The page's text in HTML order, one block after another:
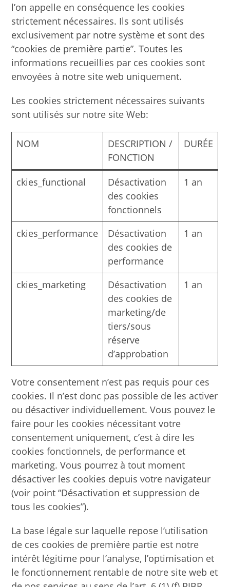
l’on appelle en conséquence les cookies
strictement nécessaires. Ils sont utilisés
exclusivement par notre système et sont des
“cookies de première partie”. Toutes les
informations recueillies par ces cookies sont
envoyées à notre site web uniquement.
Les cookies strictement nécessaires suivants
sont utilisés sur notre site Web:
NOM
DESCRIPTION /
FONCTION
DURÉE
ckies_functional
Désactivation
des cookies
fonctionnels
1 an
ckies_performance
Désactivation
des cookies de
performance
1 an
ckies_marketing
Désactivation
des cookies de
marketing/de
tiers/sous
réserve
d’approbation
1 an
Votre consentement n’est pas requis pour ces
cookies. Il n’est donc pas possible de les activer
ou désactiver individuellement. Vous pouvez le
faire pour les cookies nécessitant votre
consentement uniquement, c’est à dire les
cookies fonctionnels, de performance et
marketing. Vous pourrez à tout moment
désactiver les cookies depuis votre navigateur
(voir point “Désactivation et suppression de
tous les cookies”).
La base légale sur laquelle repose l’utilisation
de ces cookies de première partie est notre
intérêt légitime pour l’analyse, l’optimisation et
le fonctionnement rentable de notre site web et